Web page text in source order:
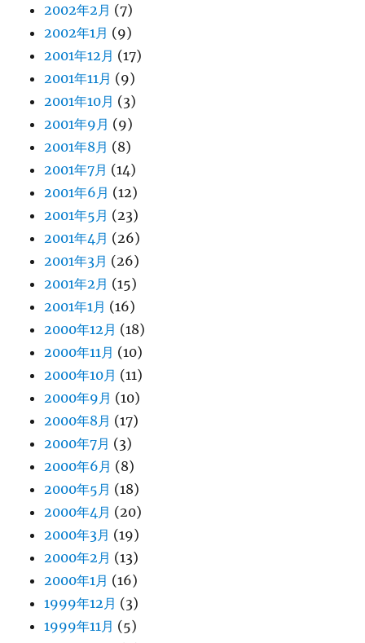
2002年2月 (7)
2002年1月 (9)
2001年12月 (17)
2001年11月 (9)
2001年10月 (3)
2001年9月 (9)
2001年8月 (8)
2001年7月 (14)
2001年6月 (12)
2001年5月 (23)
2001年4月 (26)
2001年3月 (26)
2001年2月 (15)
2001年1月 (16)
2000年12月 (18)
2000年11月 (10)
2000年10月 (11)
2000年9月 (10)
2000年8月 (17)
2000年7月 (3)
2000年6月 (8)
2000年5月 (18)
2000年4月 (20)
2000年3月 (19)
2000年2月 (13)
2000年1月 (16)
1999年12月 (3)
1999年11月 (5)